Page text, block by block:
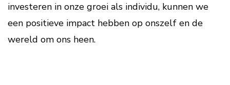
investeren in onze groei als individu, kunnen we
een positieve impact hebben op onszelf en de
wereld om ons heen.